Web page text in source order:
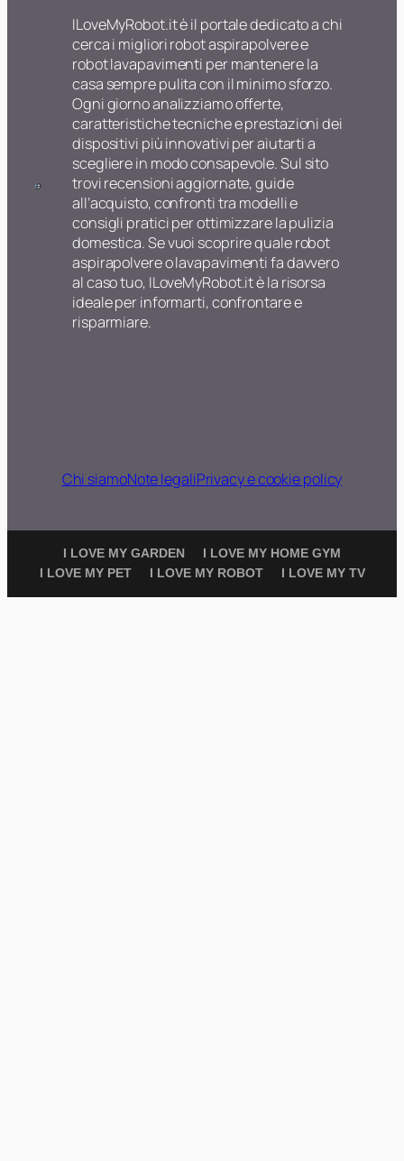
ILoveMyRobot.it è il portale dedicato a chi
cerca i migliori robot aspirapolvere e
robot lavapavimenti per mantenere la
casa sempre pulita con il minimo sforzo.
Ogni giorno analizziamo offerte,
caratteristiche tecniche e prestazioni dei
dispositivi più innovativi per aiutarti a
scegliere in modo consapevole. Sul sito
trovi recensioni aggiornate, guide
all’acquisto, confronti tra modelli e
consigli pratici per ottimizzare la pulizia
domestica. Se vuoi scoprire quale robot
aspirapolvere o lavapavimenti fa davvero
al caso tuo, ILoveMyRobot.it è la risorsa
ideale per informarti, confrontare e
risparmiare.
Chi siamoNote legaliPrivacy e cookie policy
I LOVE MY GARDEN
I LOVE MY HOME GYM
I LOVE MY PET
I LOVE MY ROBOT I LOVE MY TV